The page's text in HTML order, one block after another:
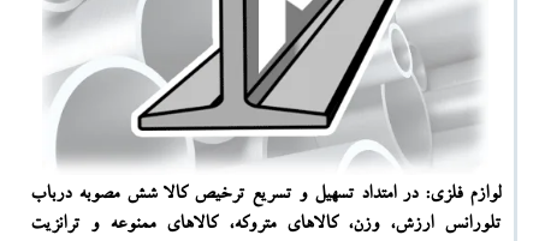
لوازم فلزی: در امتداد تسهیل و تسریع ترخیص کالا شش مصوبه درباب
تلورانس ارزش، وزن، کالاهای متروکه، کالاهای ممنوعه و ترانزیت